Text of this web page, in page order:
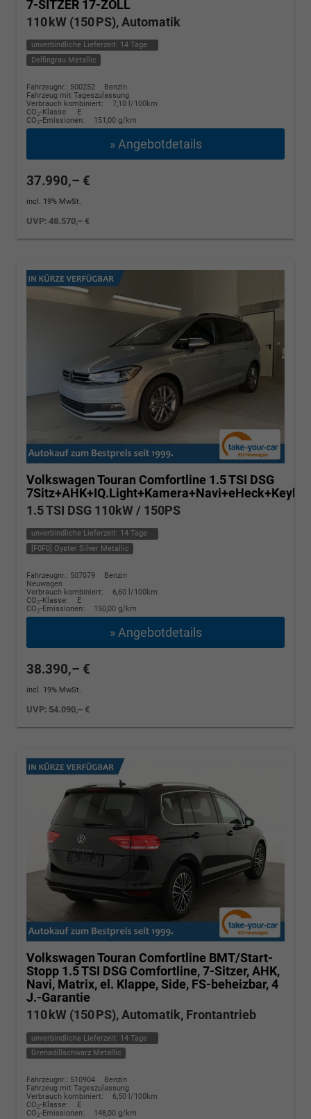
7-SITZER 17-ZOLL
110 kW (150 PS), Automatik
unverbindliche Lieferzeit: 14 Tage
Delfingrau Metallic
Fahrzeugnr.: 500252
Benzin
Fahrzeug mit Tageszulassung
Verbrauch kombiniert:
7,10 l/100km
CO2-Klasse:
E
CO2-Emissionen: 151,00 g/km
» Angebotdetails
37.990,– €
incl. 19% MwSt.
UVP:48.570,– €
Volkswagen Touran Comfortline 1.5 TSI DSG
1.5 TSI DSG 110kW / 150PS
unverbindliche Lieferzeit: 14 Tage
[F0F0] Oyster Silver Metallic
Fahrzeugnr.: 507079
Benzin
Neuwagen
Verbrauch kombiniert:
6,60 l/100km
CO2-Klasse:
E
CO2-Emissionen: 150,00 g/km
» Angebotdetails
38.390,– €
incl. 19% MwSt.
UVP: 54.090,– €
Volkswagen Touran Comfortline BMT/Start-
Stopp 1.5 TSI DSG Comfortline, 7-Sitzer, AHK,
Navi, Matrix, el. Klappe, Side, FS-beheizbar, 4
J.-Garantie
110 kW (150 PS), Automatik, Frontantrieb
unverbindliche Lieferzeit: 14 Tage
Grenadillschwarz Metallic
Fahrzeugnr.: 510904
Benzin
Fahrzeug mit Tageszulassung
Verbrauch kombiniert:
6,50 l/100km
CO2-Klasse:
E
CO2-Emissionen: 148,00 g/km